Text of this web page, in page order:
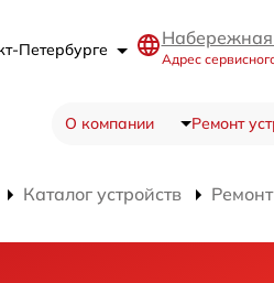
Петербурге Адрес
О компании Ремонт
Каталог устройств